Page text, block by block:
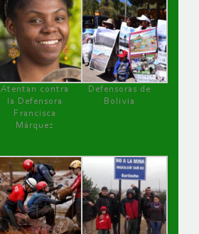
Atentan contra
la Defensora
Francisca
Márquez
Defensoras de
Bolivia